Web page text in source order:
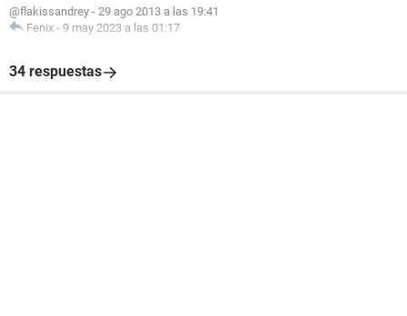
@flakissandrey - 29 ago 2013 a las 19:41
Fenix - 9 may 2023 a las 01:17
34 respuestas